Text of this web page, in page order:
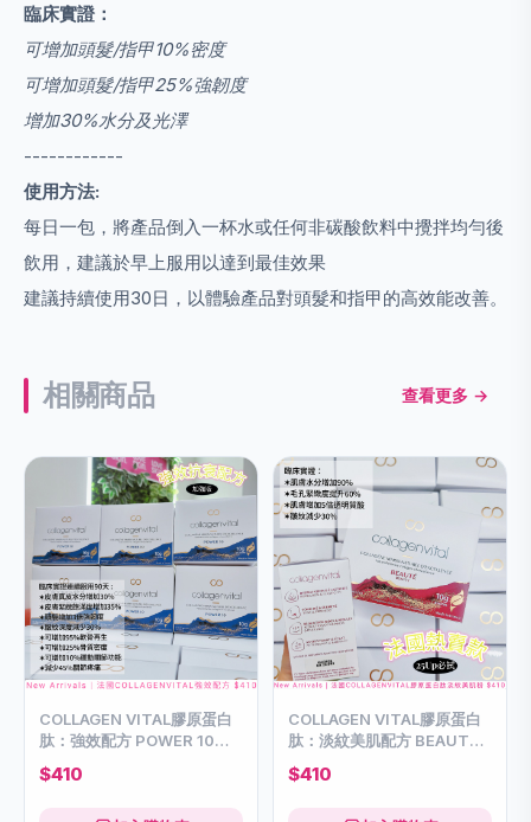
臨床實證：
可增加頭髮/指甲10%密度
可增加頭髮/指甲25%強韌度
增加30%水分及光澤
------------
使用方法:
每日一包，將產品倒入一杯水或任何非碳酸飲料中攪拌均勻後
飲用，建議於早上服用以達到最佳效果
建議持續使用30日，以體驗產品對頭髮和指甲的高效能改善。
相關商品 查看更多 →
COLLAGEN VITAL膠原蛋白
肽：強效配方 POWER 10
DIETARY COLLAGEN
$410
COLLAGEN VITAL膠原蛋白
肽：淡紋美肌配方 BEAUTY
DIETARY COLLAGEN
$410